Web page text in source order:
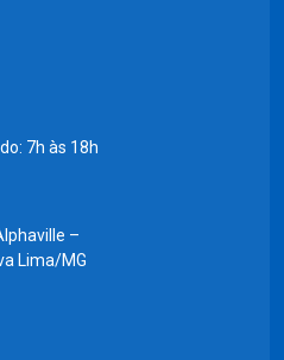
7h às 18h
–
Lima/MG